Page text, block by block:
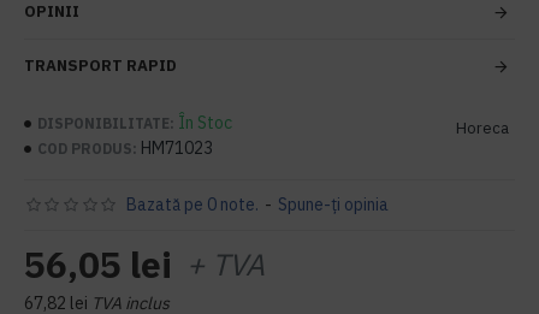
OPINII
TRANSPORT RAPID
DISPONIBILITATE: În Stoc
COD PRODUS: HM71023
Horeca
Bazată pe 0 note. - Spune-ţi opinia
56,05 lei + TVA
67,82 lei TVA inclus